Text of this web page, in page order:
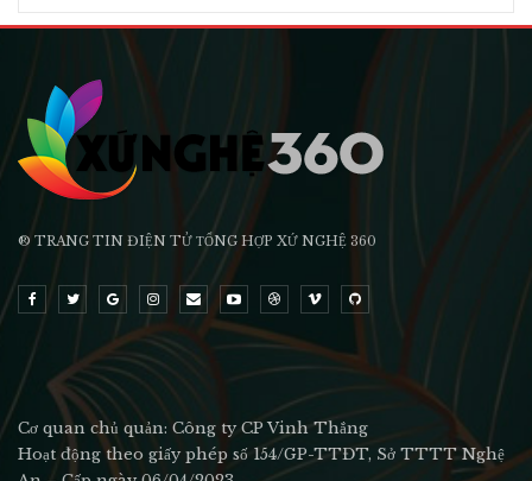
® TRANG TIN ĐIỆN TỬ ТỔNG HỢP XỨ NGHỆ 360
Cơ quan chủ quản: Công ty CP Vinh Thắng
Hoạt động theo giấy phép số 154/GP-TTĐT, Sở TTTT Nghệ